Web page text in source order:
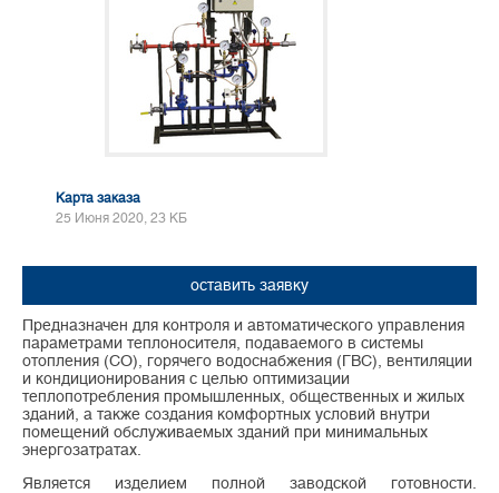
Карта заказа
25 Июня 2020, 23 КБ
оставить заявку
Предназначен для контроля и автоматического управления
параметрами теплоносителя, подаваемого в системы
отопления (СО), горячего водоснабжения (ГВС), вентиляции
и кондиционирования с целью оптимизации
теплопотребления промышленных, общественных и жилых
зданий, а также создания комфортных условий внутри
помещений обслуживаемых зданий при минимальных
энергозатратах.
Является изделием полной заводской готовности.